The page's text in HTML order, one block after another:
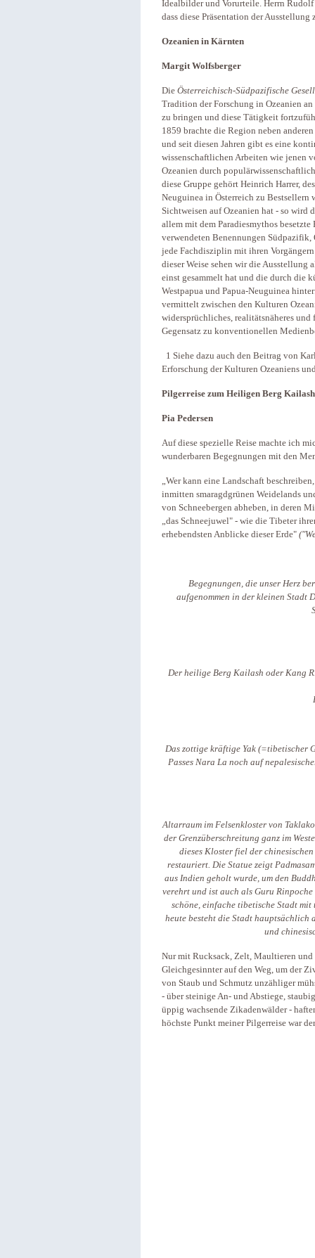
Idealbilder und Vorurteile. Herrn Rudolf
dass diese Präsentation der Ausstellung
Ozeanien in Kärnten
Margit Wolfsberger
Die Österreichisch-Südpazifische
Tradition der Forschung in Ozeanien
zu bringen und diese Tätigkeit
1859 brachte die Region neben
und seit diesen Jahren gibt es eine
wissenschaftlichen Arbeiten wie jenen
Ozeanien durch
diese Gruppe gehört Heinrich Harrer,
Neuguinea in Österreich zu Bestsellern
Sichtweisen auf Ozeanien hat - so wird
allem mit dem Paradiesmythos
verwendeten Benennungen Südpazifik,
jede Fachdisziplin mit ihren
dieser Weise sehen wir die Ausstellung
einst gesammelt hat und die durch die
Westpapua und Papua-Neuguinea
vermittelt zwischen den Kulturen
widersprüchliches, realitätsnäheres und
Gegensatz zu konventionellen
1 Siehe dazu auch den Beitrag von
Erforschung der Kulturen Ozeaniens
Pilgerreise zum Heiligen Berg
Pia Pedersen
Auf diese spezielle Reise machte ich
wunderbaren Begegnungen mit den
„Wer kann eine Landschaft
inmitten smaragdgrünen Weidelands
von Schneebergen abheben, in deren
„das Schneejuwel" - wie die Tibeter
erhebendsten Anblicke dieser Erde"
Begegnungen, die unser Herz
aufgenommen in der kleinen Stadt
Der heilige Berg Kailash oder Kang
Das zottige kräftige Yak (=tibetischer
Passes Nara La noch auf
Altarraum im Felsenkloster von
der Grenzüberschreitung ganz im
dieses Kloster fiel der
restauriert. Die Statue zeigt
aus Indien geholt wurde, um den
verehrt und ist auch als Guru
schöne, einfache tibetische Stadt
heute besteht die Stadt
und
Nur mit Rucksack, Zelt, Maultieren
Gleichgesinnter auf den Weg, um der
von Staub und Schmutz unzähliger
- über steinige An- und Abstiege,
üppig wachsende Zikadenwälder -
höchste Punkt meiner Pilgerreise war